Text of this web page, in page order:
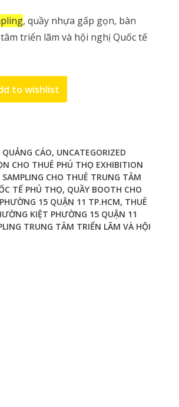
, quầy nhựa gấp gọn, bàn
triển lãm và hội nghị Quốc tế
to wishlist
QUẢNG CÁO, UNCATEGORIZED
CHO THUÊ PHÚ THỌ EXHIBITION
CHO THUÊ TRUNG TÂM
TẾ PHÚ THỌ, QUẦY BOOTH CHO
15 QUẬN 11 TP.HCM, THUÊ
KIỆT PHƯỜNG 15 QUẬN 11
TRUNG TÂM TRIỂN LÃM VÀ HỘI